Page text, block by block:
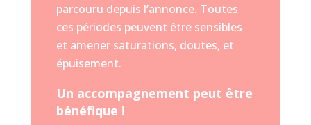
parcouru depuis l’annonce. Toutes
ces périodes peuvent être sensibles
et amener saturations, doutes, et
épuisement.
Un accompagnement peut être
bénéfique !